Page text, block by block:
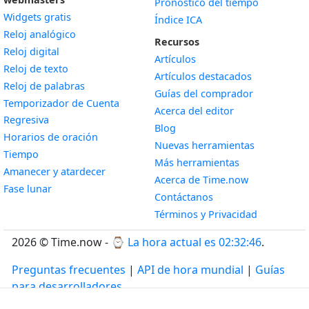
Widgets gratis
Reloj analógico
Reloj digital
Reloj de texto
Reloj de palabras
Temporizador de Cuenta
Regresiva
Horarios de oración
Tiempo
Amanecer y atardecerWidget
Fase lunarWidget
Índice ICA
Recursos
Artículos
Artículos destacados
Guías del comprador
Acerca del editor
Blog
Nuevas herramientas
Más herramientas
Acerca de Time.now
Contáctanos
Términos y Privacidad
2026 © Time.now - ⌚ La hora actual es 02:32:47.
Preguntas frecuentes | API de hora mundial | Guías
para desarrolladores